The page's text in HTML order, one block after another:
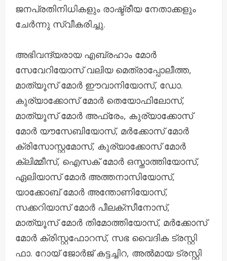
ജനപ്രതിനിധികളും രാഷ്ട്രീയ നേതാക്കളും
ചേർന്നു സ്വീകരിച്ചു.
അഭിവന്ദ്യരായ എബ്രഹാം മോർ
സേവേറിയോസ് വലിയ മെത്രാപ്പോലീത്ത,
മാത്യൂസ് മോർ ഈവാനിയോസ്, ഡോ.
കുര്യാക്കോസ് മോർ തെയോഫിലോസ്,
മാത്യൂസ് മോർ അഫ്രേം, കുര്യാക്കോസ്
മോർ യൗസേബിയോസ്, മർക്കോസ് മോർ
ക്രിസോസ്റ്റമോസ്, കുര്യാക്കോസ് മോർ
ക്ലിമ്മീസ്, ഐസക് മോർ ഒസ്താത്തിയോസ്,
ഏലിയാസ് മോർ അത്തനാസിയോസ്,
യാക്കോബ് മോർ അന്തോണിയോസ്,
സക്കറിയാസ് മോർ പീലക്സീനോസ്,
മാത്യൂസ് മോർ തിമോത്തിയോസ്, മർക്കോസ്
മോർ ക്രിസ്റ്റഫോറസ്, സഭ വൈദിക ട്രസ്റ്റി
ഫാ. റോയ് ജോർജ് കട്ടച്ചിറ, അൽമായ ട്രസ്റ്റി